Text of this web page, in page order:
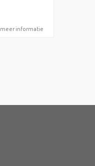
meer informatie